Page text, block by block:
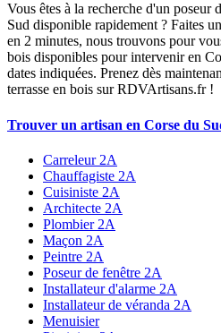
Vous êtes à la recherche d'un poseur
Sud disponible rapidement ? Faites
en 2 minutes, nous trouvons pour
bois disponibles pour intervenir en
dates indiquées. Prenez dès
terrasse en bois sur RDVArtisans.fr !
Trouver un artisan en Corse du
Carreleur 2A
Chauffagiste 2A
Cuisiniste 2A
Architecte 2A
Plombier 2A
Maçon 2A
Peintre 2A
Poseur de fenêtre 2A
Installateur d'alarme 2A
Installateur de véranda 2A
Menuisier